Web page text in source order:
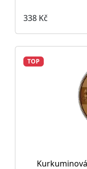
338 Kč
TOP